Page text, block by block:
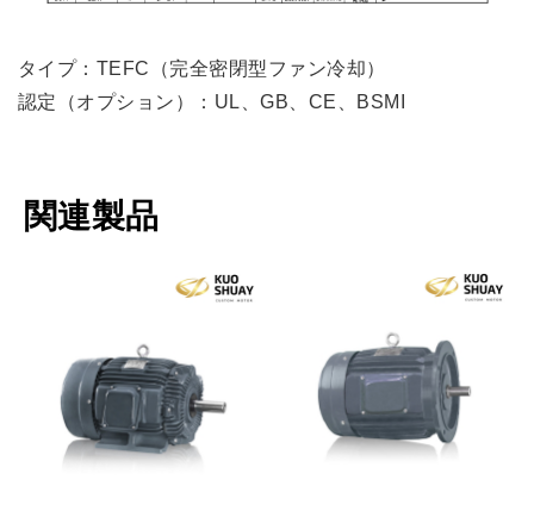
タイプ：TEFC（完全密閉型ファン冷却）
認定（オプション）：UL、GB、CE、BSMI
関連製品